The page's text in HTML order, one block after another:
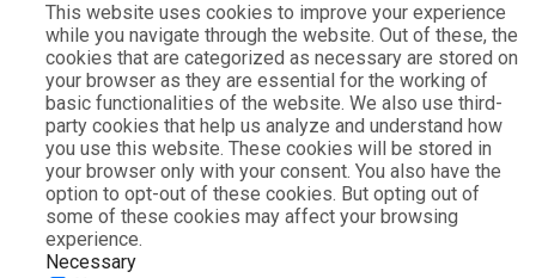
This website uses cookies to improve your experience
while you navigate through the website. Out of these, the
cookies that are categorized as necessary are stored on
your browser as they are essential for the working of
basic functionalities of the website. We also use third-
party cookies that help us analyze and understand how
you use this website. These cookies will be stored in
your browser only with your consent. You also have the
option to opt-out of these cookies. But opting out of
some of these cookies may affect your browsing
experience.
Necessary